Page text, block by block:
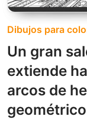
Dibujos para
Un gran
extiende
arcos de